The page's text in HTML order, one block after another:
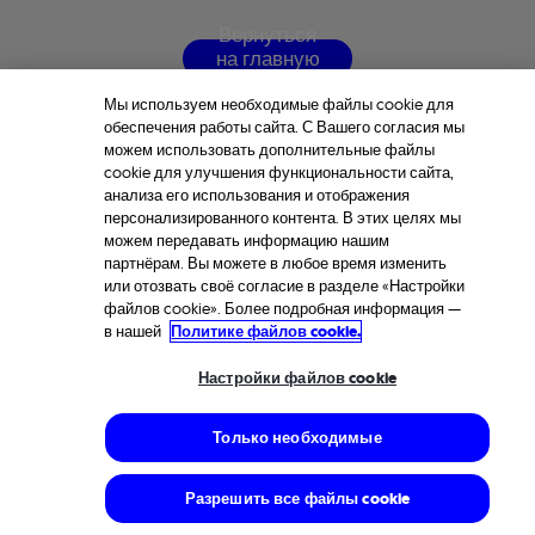
Вернуться
на главную
Мы используем необходимые файлы cookie для
обеспечения работы сайта. С Вашего согласия мы
можем использовать дополнительные файлы
cookie для улучшения функциональности сайта,
анализа его использования и отображения
персонализированного контента. В этих целях мы
можем передавать информацию нашим
партнёрам. Вы можете в любое время изменить
или отозвать своё согласие в разделе «Настройки
файлов cookie». Более подробная информация —
в нашей Политике файлов cookie.
Настройки файлов cookie
Только необходимые
Разрешить все файлы cookie